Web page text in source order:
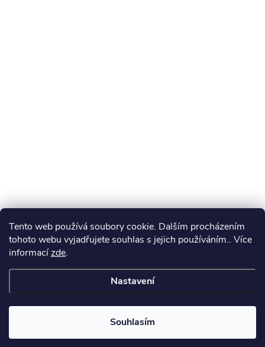
Tento web používá soubory cookie. Dalším procházením
tohoto webu vyjadřujete souhlas s jejich používáním.. Více
informacízde.
Nastavení
Souhlasím